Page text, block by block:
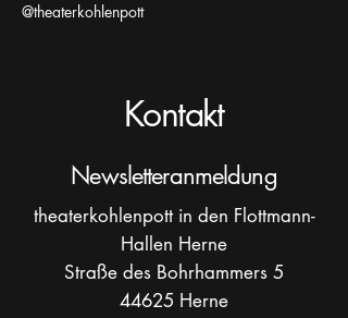
@theaterkohlenpott
Kontakt
Newsletteranmeldung
theaterkohlenpott in den Flottmann-
Hallen Herne
Straße des Bohrhammers 5
44625 Herne